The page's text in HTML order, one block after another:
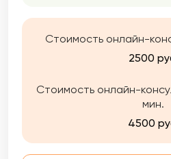
на автопилоте.
Стоимость онлайн-
2500
Стоимость онлайн-
мин.
4500